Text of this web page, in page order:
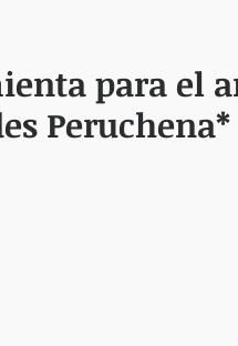
para el
Peruchena*